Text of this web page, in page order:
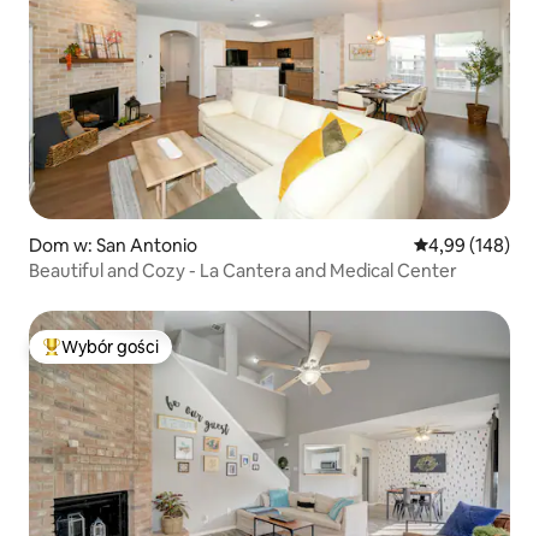
Dom w: San Antonio Średnia
4,99 (148)
Beautiful and Cozy - La Cantera and Medical Center
Najpopularniejsze z kategorii Wybór gości
Wybór gości